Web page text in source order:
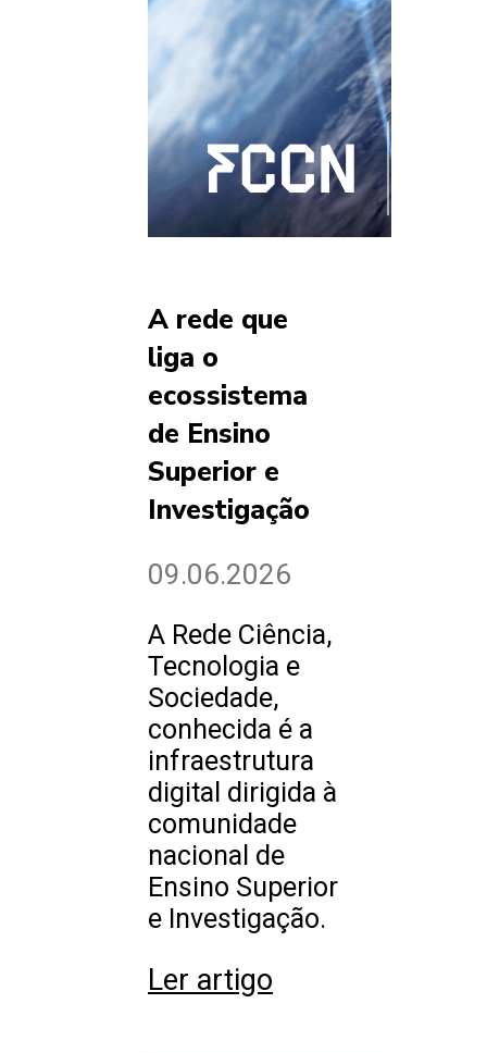
A rede que
liga o
ecossistema
de Ensino
Superior e
Investigação
09.06.2026
A Rede Ciência,
Tecnologia e
Sociedade,
conhecida é a
infraestrutura
digital dirigida à
comunidade
nacional de
Ensino Superior
e Investigação.
Ler artigo